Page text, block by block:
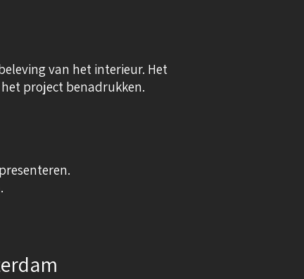
van het interieur. Het
project benadrukken.